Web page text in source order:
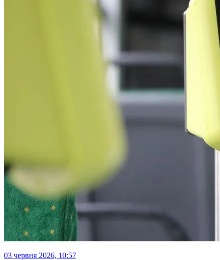
03 червня 2026, 10:57